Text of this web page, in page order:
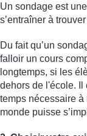
Un sondage est
s’entraîner à
Du fait qu’un
falloir un cours
longtemps, si les
dehors de l'école. Il
temps nécessaire
monde puisse